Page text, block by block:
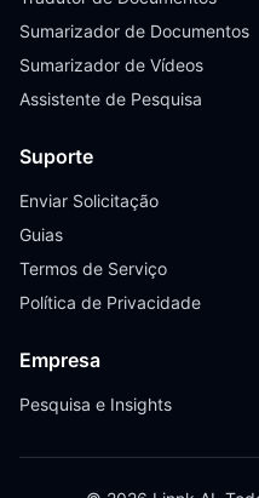
Sumarizador de Documentos
Sumarizador de Vídeos
Assistente de Pesquisa
Suporte
Enviar Solicitação
Guias
Termos de Serviço
Política de Privacidade
Empresa
Pesquisa e Insights